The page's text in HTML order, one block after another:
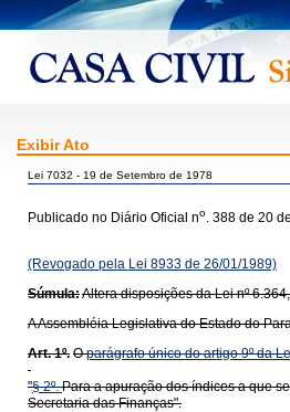
Exibir Ato
Lei 7032 - 19 de Setembro de 1978
Publicado no Diário Oficial no. 388 de 20
(Revogado pela Lei 8933 de 26/01/1989)
Súmula:Altera disposições da Lei nº
A Assembléia Legislativa do Estado do
Art. 1º. Oparágrafo único do artigo 9º da
"§ 2º.Para a apuração dos índices a que
Secretaria das Finanças".